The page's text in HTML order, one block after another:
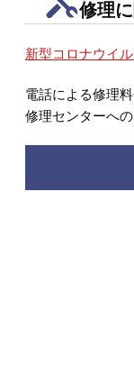
修理
新型コロナウイ
電話による修理
修理センターへ